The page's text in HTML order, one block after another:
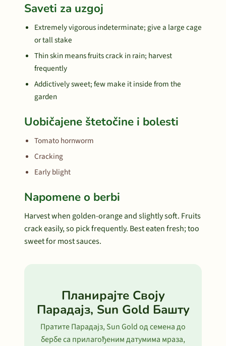
Saveti za uzgoj
Extremely vigorous indeterminate; give a large cage
or tall stake
Thin skin means fruits crack in rain; harvest
frequently
Addictively sweet; few make it inside from the
garden
Uobičajene štetočine i bolesti
Tomato hornworm
Cracking
Early blight
Napomene o berbi
Harvest when golden-orange and slightly soft. Fruits
crack easily, so pick frequently. Best eaten fresh; too
sweet for most sauces.
Планирајте Своју
Парадајз, Sun Gold Башту
Пратите Парадајз, Sun Gold од семена до
бербе са прилагођеним датумима мраза,